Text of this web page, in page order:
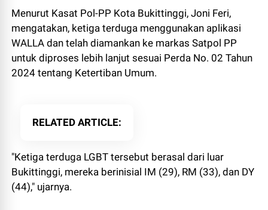
Menurut Kasat Pol-PP Kota Bukittinggi, Joni Feri,
mengatakan, ketiga terduga menggunakan aplikasi
WALLA dan telah diamankan ke markas Satpol PP
untuk diproses lebih lanjut sesuai Perda No. 02 Tahun
2024 tentang Ketertiban Umum.
RELATED ARTICLE
"Ketiga terduga LGBT tersebut berasal dari luar
Bukittinggi, mereka berinisial IM (29), RM (33), dan DY
(44)," ujarnya.